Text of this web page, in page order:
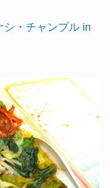
・チャンプル in